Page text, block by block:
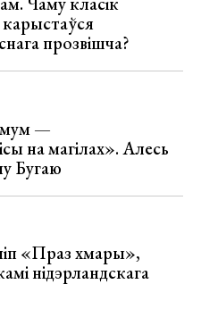
прозвішча?
—
на магілах». Алесь
Бугаю
«Праз хмары»,
нідэрландскага